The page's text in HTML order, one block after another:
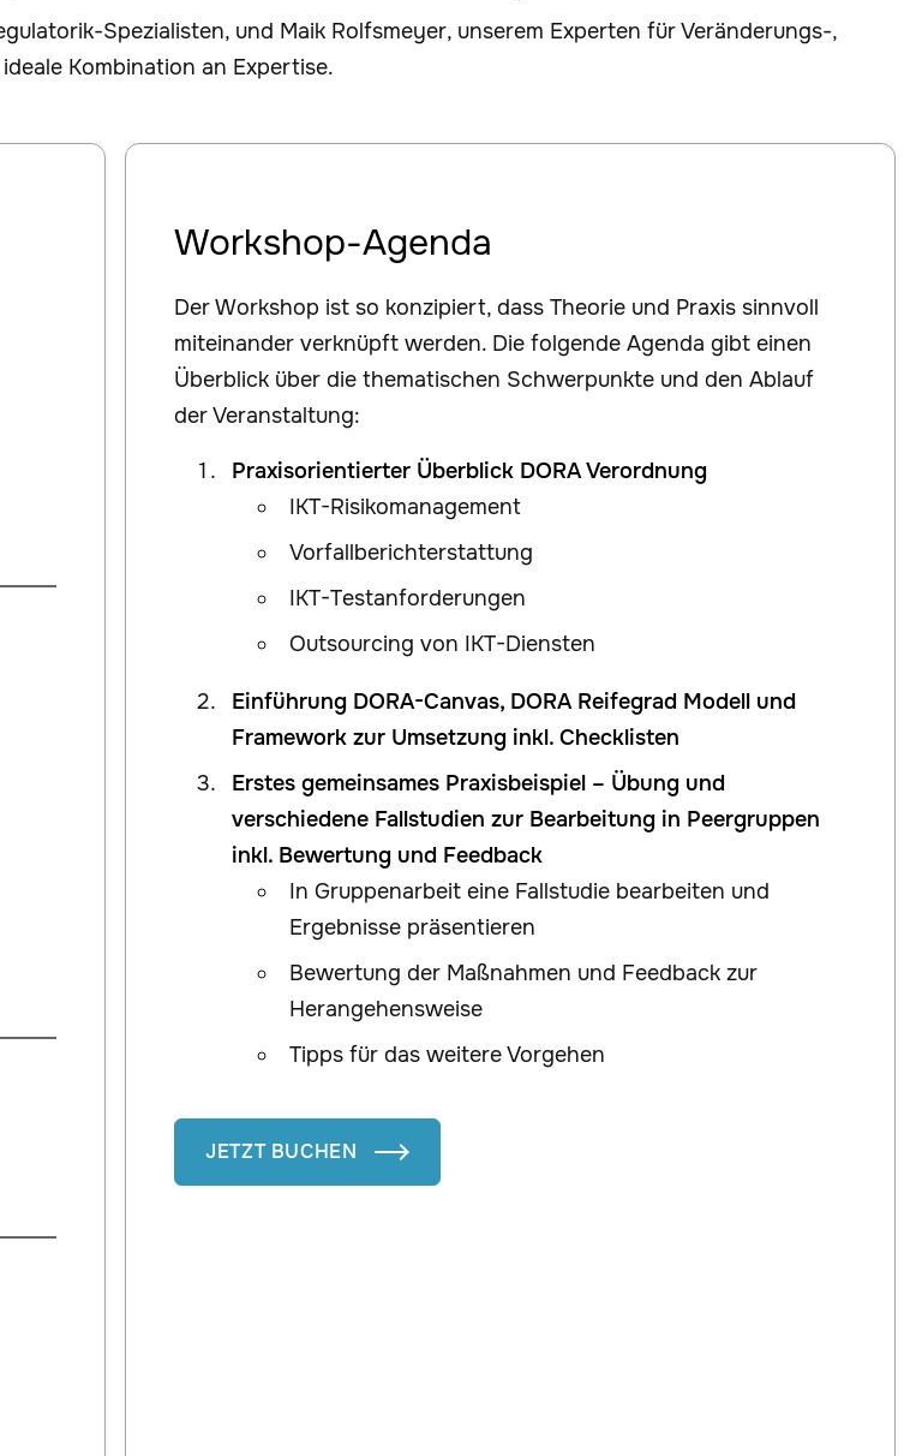
Spezialisten, und Maik Rolfsmeyer, unserem Experten für Veränderungs-,
Kombination an Expertise.
Workshop-Agenda
Der Workshop ist so konzipiert, dass Theorie und Praxis sinnvoll
miteinander verknüpft werden. Die folgende Agenda gibt einen
Überblick über die thematischen Schwerpunkte und den Ablauf
der Veranstaltung:
Praxisorientierter Überblick DORA Verordnung
IKT-Risikomanagement
Vorfallberichterstattung
IKT-Testanforderungen
Outsourcing von IKT-Diensten
Einführung DORA-Canvas, DORA Reifegrad Modell und
Framework zur Umsetzung inkl. Checklisten
Erstes gemeinsames Praxisbeispiel – Übung und
verschiedene Fallstudien zur Bearbeitung in Peergruppen
inkl. Bewertung und Feedback
In Gruppenarbeit eine Fallstudie bearbeiten und
Ergebnisse präsentieren
Bewertung der Maßnahmen und Feedback zur
Herangehensweise
Tipps für das weitere Vorgehen
JETZT BUCHEN 